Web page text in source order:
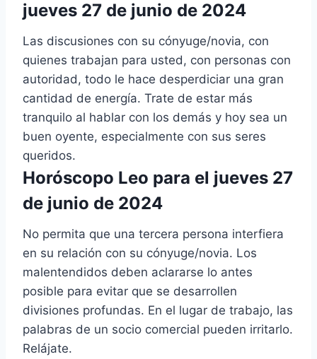
jueves 27 de junio de 2024
Las discusiones con su cónyuge/novia, con
quienes trabajan para usted, con personas con
autoridad, todo le hace desperdiciar una gran
cantidad de energía. Trate de estar más
tranquilo al hablar con los demás y hoy sea un
buen oyente, especialmente con sus seres
queridos.
Horóscopo Leo para el jueves 27
de junio de 2024
No permita que una tercera persona interfiera
en su relación con su cónyuge/novia. Los
malentendidos deben aclararse lo antes
posible para evitar que se desarrollen
divisiones profundas. En el lugar de trabajo, las
palabras de un socio comercial pueden irritarlo.
Relájate.